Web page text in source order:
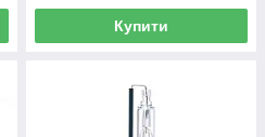
Купити